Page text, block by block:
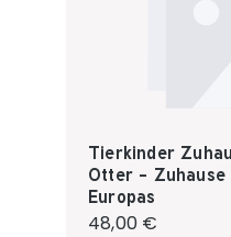
Tierkinder
Otter - Zuhause
Europas
Regulärer Preis:
48,00 €